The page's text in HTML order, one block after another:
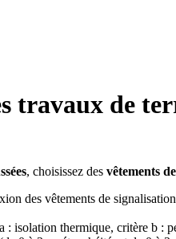
travaux de
, choisissez des vêtements
des vêtements de
thermique, critère b :